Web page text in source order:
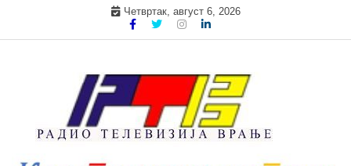
Четвртак, август 6, 2026